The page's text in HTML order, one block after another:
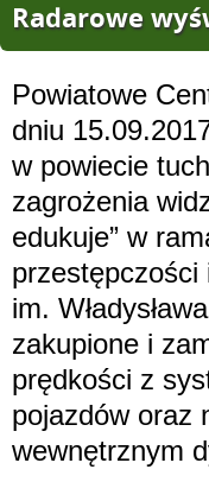
Radarowe
Powiatowe
dniu
w powiecie
zagrożenia
edukuje” w
przestępczości
im.
zakupione i
prędkości z
pojazdów oraz
wewnętrznym